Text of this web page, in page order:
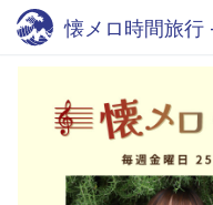
懐メロ時間旅